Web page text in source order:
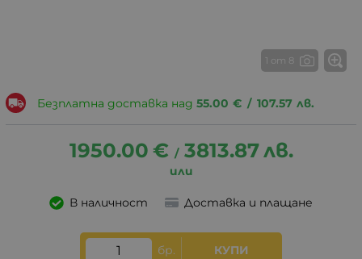
1 от 8
Безплатна доставка над 55.00 € / 107.57 лв.
1950.00 € / 3813.87лв.
В наличност Доставка и плащане
бр. КУПИ